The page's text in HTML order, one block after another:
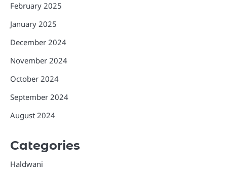
February 2025
January 2025
December 2024
November 2024
October 2024
September 2024
August 2024
Categories
Haldwani